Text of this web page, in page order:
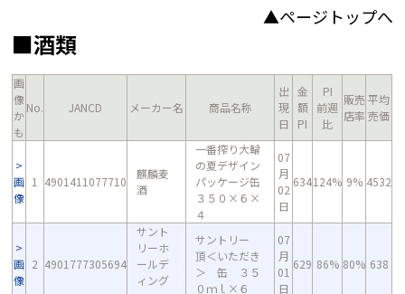
▲ページトップへ
■酒類
画
像
か
も
No. JANCD メーカー名 商品名称
出
現
日
金
額
PI
PI
前週
比
販売
店率
平均
売価
画
像
1 4901411077710
麒麟麦
酒
一番搾り大輪
の夏デザイン
パッケージ缶
３５０×６×
４
07
月
02
日
634124% 9% 4532
画
像
2 4901777305694
サント
リーホ
ールデ
ィング
サントリー
頂＜いただき
＞ 缶 ３５
０ｍｌ×６
07
月
01
日
629 86% 80% 638